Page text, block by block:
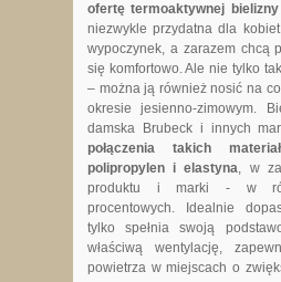
ofertę termoaktywnej
niezwykle przydatna dla
wypoczynek, a zarazem chcą
się komfortowo. Ale nie tylko
– można ją również nosić na
okresie jesienno-zimowym.
damska Brubeck i innych
połączenia takich
polipropylen i elastyna, w
produktu i marki - w
procentowych. Idealnie
tylko spełnia swoją
właściwą wentylację,
powietrza w miejscach o